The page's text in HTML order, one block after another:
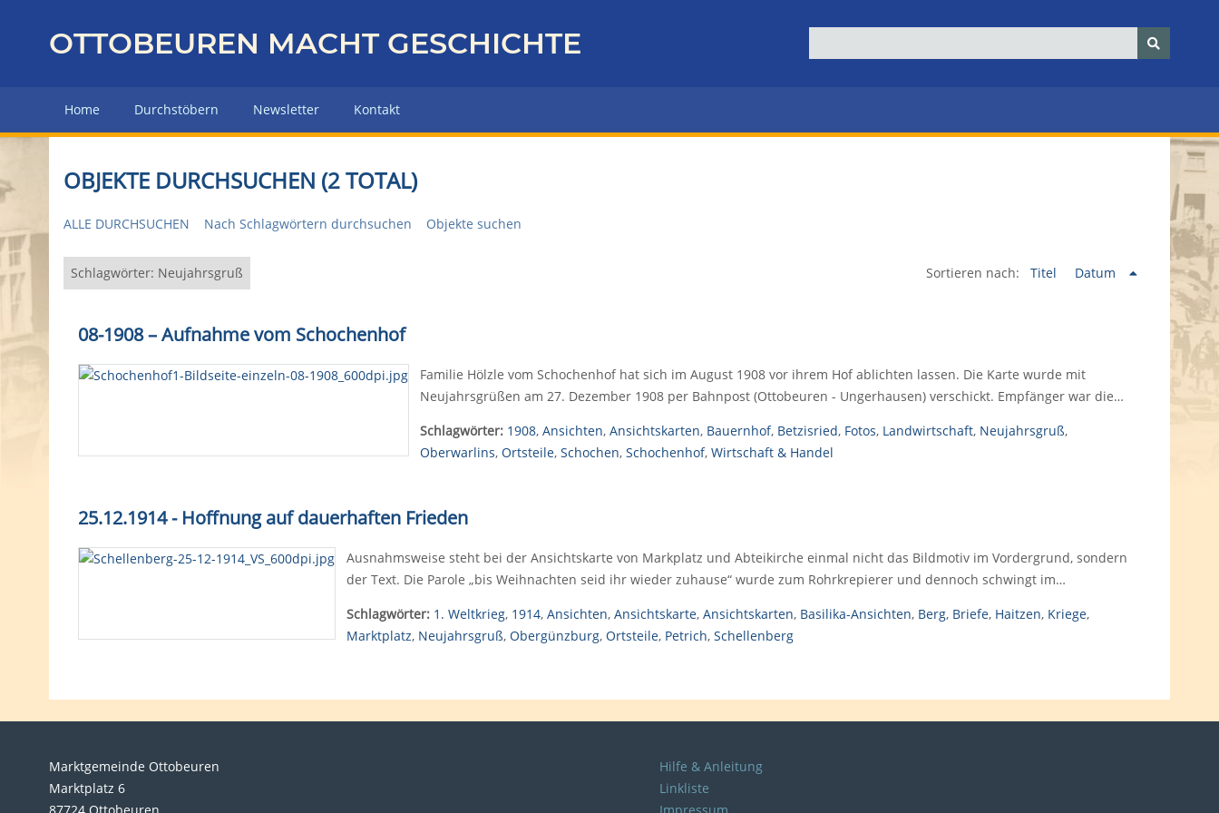
z
r
H
u
p
e
OTTOBEUREN MACHT GESCHICHTE
Home Durchstöbern Newsletter Kontakt
OBJEKTE DURCHSUCHEN (2 TOTAL)
ALLE DURCHSUCHEN Nach Schlagwörtern durchsuchen Objekte suchen
Schlagwörter: Neujahrsgruß Sortieren nach: Titel Datum
08-1908 – Aufnahme vom Schochenhof
Familie Hölzle vom Schochenhof hat sich im August 1908 vor ihrem Hof ablichten lassen. Die Karte wurde mit
Neujahrsgrüßen am 27. Dezember 1908 per Bahnpost (Ottobeuren - Ungerhausen) verschickt. Empfänger war die…
Schlagwörter: 1908, Ansichten, Ansichtskarten, Bauernhof, Betzisried, Fotos, Landwirtschaft, Neujahrsgruß,
Oberwarlins, Ortsteile, Schochen, Schochenhof, Wirtschaft & Handel
25.12.1914 - Hoffnung auf dauerhaften Frieden
Ausnahmsweise steht bei der Ansichtskarte von Markplatz und Abteikirche einmal nicht das Bildmotiv im Vordergrund, sondern
der Text. Die Parole „bis Weihnachten seid ihr wieder zuhause“ wurde zum Rohrkrepierer und dennoch schwingt im…
Schlagwörter: 1. Weltkrieg, 1914, Ansichten, Ansichtskarte, Ansichtskarten, Basilika-Ansichten, Berg, Briefe, Haitzen, Kriege,
Marktplatz, Neujahrsgruß, Obergünzburg, Ortsteile, Petrich, Schellenberg
Marktgemeinde Ottobeuren
Marktplatz 6
Hilfe & Anleitung
Linkliste